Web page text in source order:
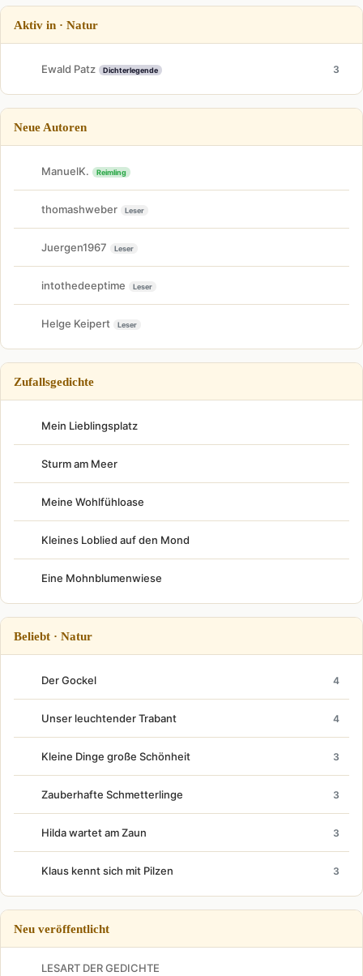
Aktiv in · Natur
Ewald Patz Dichterlegende 3
Neue Autoren
ManuelK. Reimling
thomashweber Leser
Juergen1967 Leser
intothedeeptime Leser
Helge Keipert Leser
Zufallsgedichte
Mein Lieblingsplatz
Sturm am Meer
Meine Wohlfühloase
Kleines Loblied auf den Mond
Eine Mohnblumenwiese
Beliebt · Natur
Der Gockel 4
Unser leuchtender Trabant 4
Kleine Dinge große Schönheit 3
Zauberhafte Schmetterlinge 3
Hilda wartet am Zaun 3
Klaus kennt sich mit Pilzen 3
Neu veröffentlicht
LESART DER GEDICHTE